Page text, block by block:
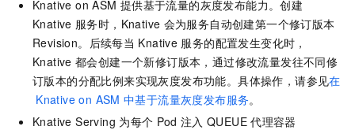
Knative on ASM 提供基于流量的灰度发布能力。创建
Knative 服务时，Knative 会为服务自动创建第一个修订版本
Revision。后续每当 Knative 服务的配置发生变化时，
Knative 都会创建一个新修订版本，通过修改流量发往不同修
订版本的分配比例来实现灰度发布功能。具体操作，请参见在
Knative on ASM 中基于流量灰度发布服务。
Knative Serving 为每个 Pod 注入 QUEUE 代理容器